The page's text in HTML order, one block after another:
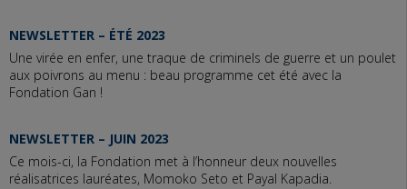
NEWSLETTER – ÉTÉ 2023
Une virée en enfer, une traque de criminels de guerre et un poulet
aux poivrons au menu : beau programme cet été avec la
Fondation Gan !
NEWSLETTER – JUIN 2023
Ce mois-ci, la Fondation met à l’honneur deux nouvelles
réalisatrices lauréates, Momoko Seto et Payal Kapadia.